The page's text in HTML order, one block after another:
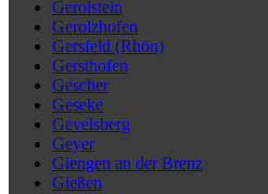
Gerolstein
Gerolzhofen
Gersfeld (Rhön)
Gersthofen
Gescher
Geseke
Gevelsberg
Geyer
Giengen an der Brenz
Gießen